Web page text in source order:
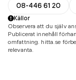
08-446 61 20
Källor
Observera att du själv
Publicerat innehåll
omfattning. hitta.se
relevanta.